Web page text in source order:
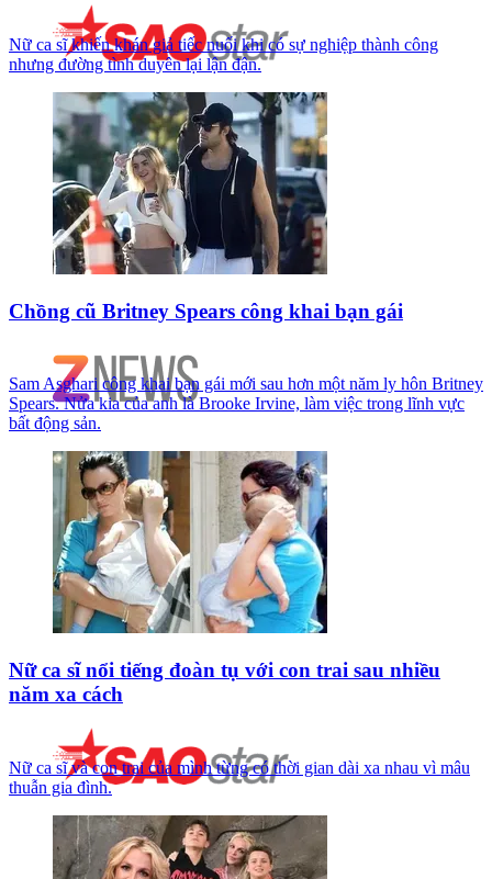
Nữ ca sĩ khiến khán giả tiếc nuối khi có sự nghiệp thành công
nhưng đường tình duyên lại lận đận.
Chồng cũ Britney Spears công khai bạn gái
Sam Asghari công khai bạn gái mới sau hơn một năm ly hôn Britney
Spears. Nửa kia của anh là Brooke Irvine, làm việc trong lĩnh vực
bất động sản.
Nữ ca sĩ nổi tiếng đoàn tụ với con trai sau nhiều
năm xa cách
Nữ ca sĩ và con trai của mình từng có thời gian dài xa nhau vì mâu
thuẫn gia đình.